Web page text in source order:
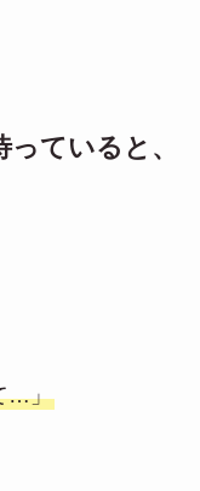
ていると、
…」